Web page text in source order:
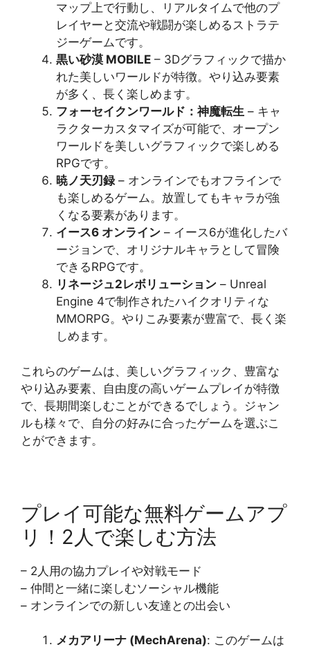
マップ上で行動し、リアルタイムで他のプ
レイヤーと交流や戦闘が楽しめるストラテ
ジーゲームです​​。
黒い砂漠 MOBILE – 3Dグラフィックで描か
れた美しいワールドが特徴。やり込み要素
が多く、長く楽しめます​​。
フォーセイクンワールド：神魔転生 – キャ
ラクターカスタマイズが可能で、オープン
ワールドを美しいグラフィックで楽しめる
RPGです​​。
暁ノ天刃録– オンラインでもオフラインで
も楽しめるゲーム。放置してもキャラが強
くなる要素があります​​。
イース6 オンライン – イース6が進化したバ
ージョンで、オリジナルキャラとして冒険
できるRPGです​​。
リネージュ2レボリューション – Unreal
Engine 4で制作されたハイクオリティな
MMORPG。やりこみ要素が豊富で、長く楽
しめます​​。
これらのゲームは、美しいグラフィック、豊富な
やり込み要素、自由度の高いゲームプレイが特徴
で、長期間楽しむことができるでしょう。ジャン
ルも様々で、自分の好みに合ったゲームを選ぶこ
とができます。
プレイ可能な無料ゲームアプ
リ！2人で楽しむ方法
– 2人用の協力プレイや対戦モード
– 仲間と一緒に楽しむソーシャル機能
– オンラインでの新しい友達との出会い
メカアリーナ (MechArena): このゲームは